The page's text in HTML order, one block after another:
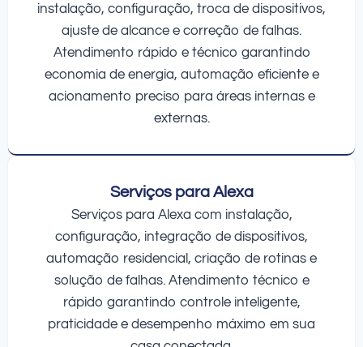
instalação, configuração, troca de dispositivos,
ajuste de alcance e correção de falhas.
Atendimento rápido e técnico garantindo
economia de energia, automação eficiente e
acionamento preciso para áreas internas e
externas.
Serviços para Alexa
Serviços para Alexa com instalação,
configuração, integração de dispositivos,
automação residencial, criação de rotinas e
solução de falhas. Atendimento técnico e
rápido garantindo controle inteligente,
praticidade e desempenho máximo em sua